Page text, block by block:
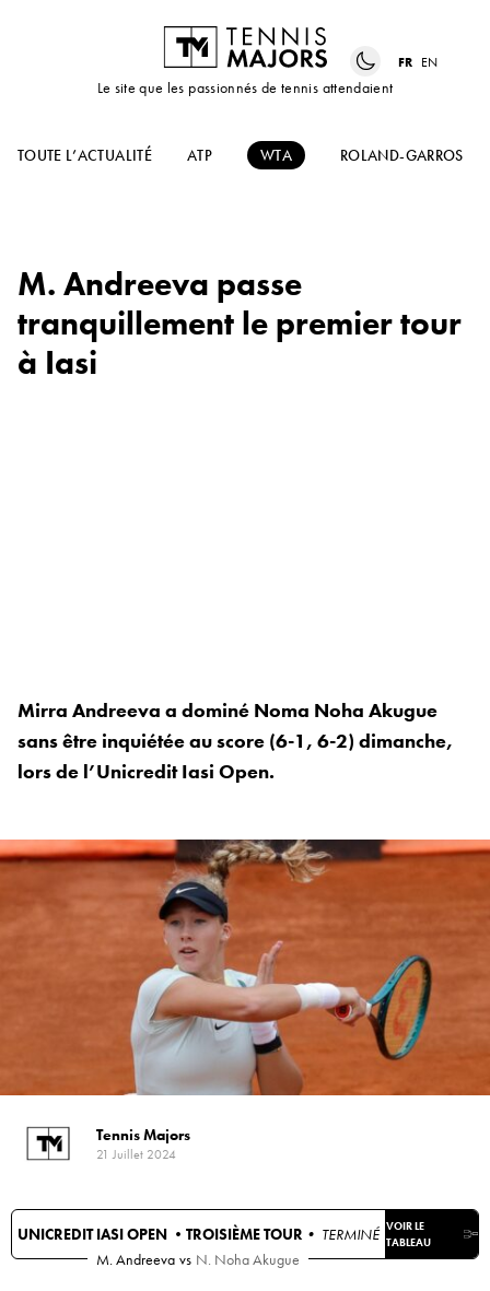
Le site que les passionnés de tennis attendaient
FR EN
TOUTE L’ACTUALITÉ ATP WTA ROLAND-GARROS
M. Andreeva passe
tranquillement le premier tour
à Iasi
Mirra Andreeva a dominé Noma Noha Akugue
sans être inquiétée au score (6-1, 6-2) dimanche,
lors de l’Unicredit Iasi Open.
Tennis Majors
21 Juillet 2024
UNICREDIT IASI OPEN • TROISIÈME TOUR • TERMINÉ VOIR LE
TABLEAU
M. Andreeva vs N. Noha Akugue